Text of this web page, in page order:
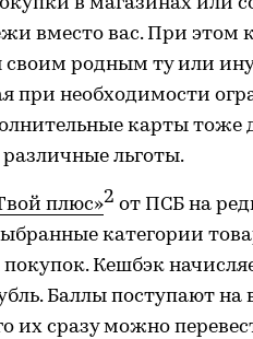
вместо вас. При этом
своим родным ту или
при необходимости
карты тоже
льготы.
плюс»2 от ПСБ на
категории
покупок. Кешбэк
Баллы поступают
их сразу можно